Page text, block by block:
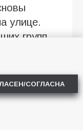
улице.
групп
форме,
о
СОГЛАСНА